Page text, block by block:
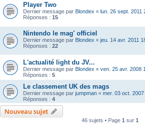
Player Two
Dernier message par Blondex « lun. 26 sept. 2011
Réponses : 15
Nintendo le mag' officiel
Dernier message par Blondex « jeu. 14 avr. 2011
Réponses : 22
L'actualité light du JV...
Dernier message par Blondex « ven. 25 avr. 2008
Réponses : 5
Le classement UK des mags
Dernier message par jumpman « mer. 03 oct.
Réponses : 4
Nouveau sujet
46 sujets • Page 1 sur 1